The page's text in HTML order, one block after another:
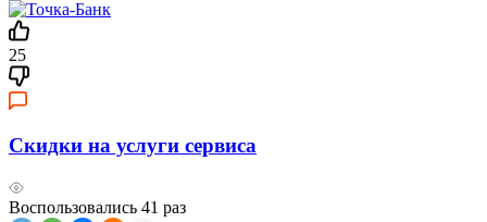
25
Скидки на услуги сервиса
Воспользовались 41 раз